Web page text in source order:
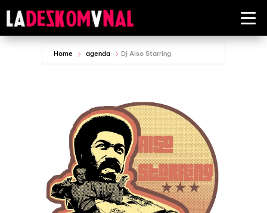
Home agenda Dj Also Starring